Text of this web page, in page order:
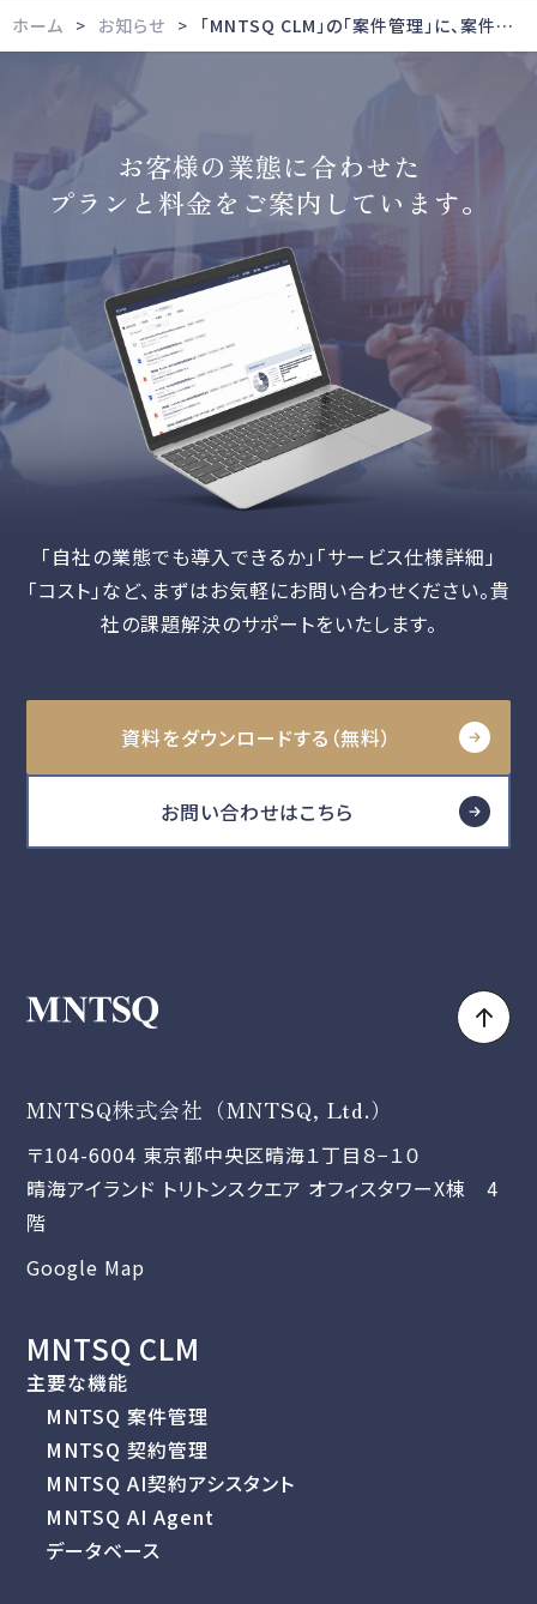
ホーム お知らせ 「MNTSQ CLM」の「案件管理」に、案件検索条件の保存および共有機能を追加
お客様の業態に合わせた
プランと料金をご案内しています。
「自社の業態でも導入できるか」「サービス仕様詳細」
「コスト」など、 まずはお気軽にお問い合わせください。貴
社の課題解決のサポートをいたします。
資料をダウンロードする（無料）
お問い合わせはこちら
MNTSQ株式会社（MNTSQ, Ltd.）
〒104-6004 東京都中央区晴海１丁目８−１０
晴海アイランド トリトンスクエア オフィスタワーX棟 4
階
Google Map
MNTSQ CLM
主要な機能
MNTSQ 案件管理
MNTSQ 契約管理
MNTSQ AI契約アシスタント
MNTSQ AI Agent
データベース